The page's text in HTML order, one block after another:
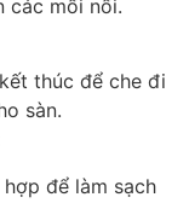
các mối nối.
thúc để che đi
sàn.
để làm sạch